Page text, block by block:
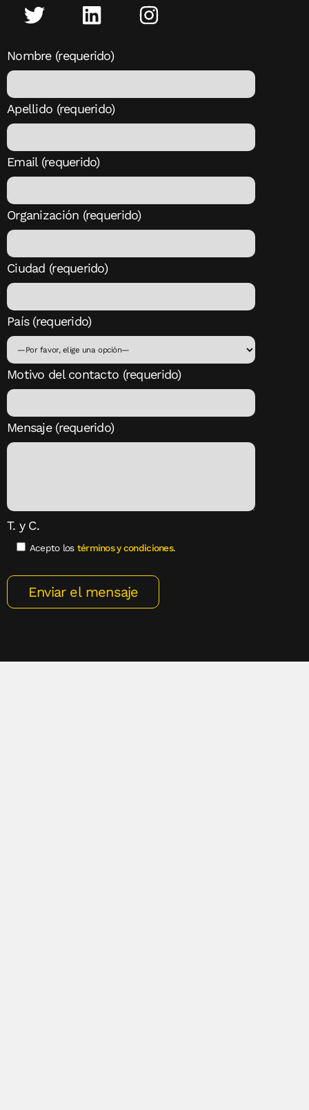
Nombre (requerido)
Apellido (requerido)
Email (requerido)
Organización (requerido)
Ciudad (requerido)
País (requerido)
Motivo del contacto (requerido)
Mensaje (requerido)
T. y C.
Acepto los términos y condiciones.